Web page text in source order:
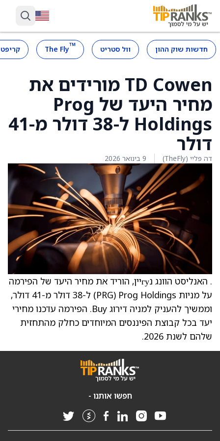
חדשות שוק ההון וול סטריט ™
The Fly
TD Cowen מורידים את
מחיר היעד של Prog
Holdings ל-38 דולר מ-41
דולר
דה פליי (TheFly) 9 בינואר 2026
. האנליסט הוונג נгуיין, הוריד את מחיר היעד של הפירמה
על מניות Prog Holdings ‏(PRG) ל-38 דולר מ-41 דולר,
וממשיך להעניק למניה דירוג Buy. הפירמה עדכנו מחירי
יעד בכל קבוצת הפיננסים המיוחדים כחלק מהתחזית
שלהם לשנת 2026.
חפשו אותנו -